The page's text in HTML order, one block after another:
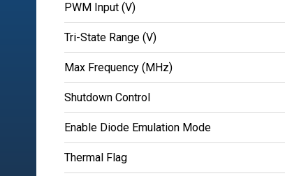
PWM Input (V)
Tri-State Range (V)
Max Frequency (MHz)
Shutdown Control
Enable Diode Emulation Mode
Thermal Flag